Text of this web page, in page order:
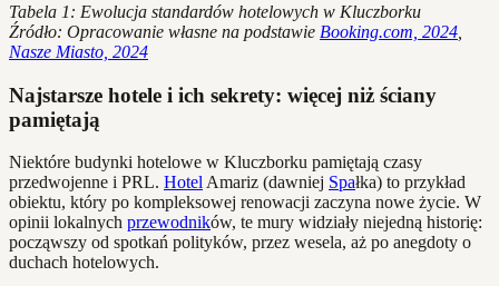
Tabela 1: Ewolucja standardów hotelowych w Kluczborku
Źródło: Opracowanie własne na podstawie Booking.com, 2024
Nasze Miasto, 2024
Najstarsze hotele i ich sekrety: więcej niż ściany
pamiętają
Niektóre budynki hotelowe w Kluczborku pamiętają czasy
przedwojenne i PRL. Hotel Amariz (dawniej Spałka) to przykład
obiektu, który po kompleksowej renowacji zaczyna nowe życie. W
opinii lokalnych przewodników, te mury widziały niejedną historię:
począwszy od spotkań polityków, przez wesela, aż po anegdoty o
duchach hotelowych.